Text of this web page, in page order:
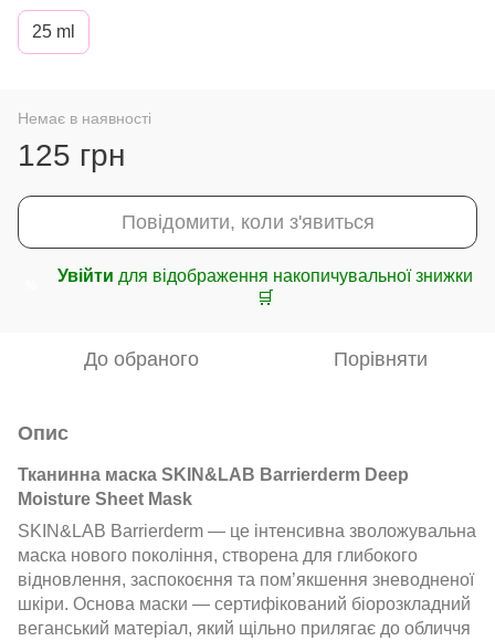
25 ml
Немає в наявності
125 грн
Повідомити, коли з'явиться
Увійти для відображення накопичувальної знижки
🛒
До обраного Порівняти
Опис
Тканинна маска SKIN&LAB Barrierderm Deep
Moisture Sheet Mask
SKIN&LAB Barrierderm — це інтенсивна зволожувальна
маска нового покоління, створена для глибокого
відновлення, заспокоєння та пом’якшення зневодненої
шкіри. Основа маски — сертифікований біорозкладний
веганський матеріал, який щільно прилягає до обличчя